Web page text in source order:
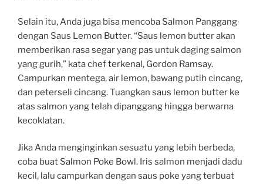
Selain itu, Anda juga bisa mencoba Salmon Panggang
dengan Saus Lemon Butter. “Saus lemon butter akan
memberikan rasa segar yang pas untuk daging salmon
yang gurih,” kata chef terkenal, Gordon Ramsay.
Campurkan mentega, air lemon, bawang putih cincang,
dan peterseli cincang. Tuangkan saus lemon butter ke
atas salmon yang telah dipanggang hingga berwarna
kecoklatan.
Jika Anda menginginkan sesuatu yang lebih berbeda,
coba buat Salmon Poke Bowl. Iris salmon menjadi dadu
kecil, lalu campurkan dengan saus poke yang terbuat